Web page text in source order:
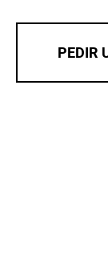
PEDIR